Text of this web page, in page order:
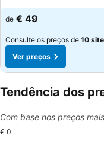
de € 49
Consulte os preços de 10
Ver preços
Tendência dos
Com base nos preços
€ 0